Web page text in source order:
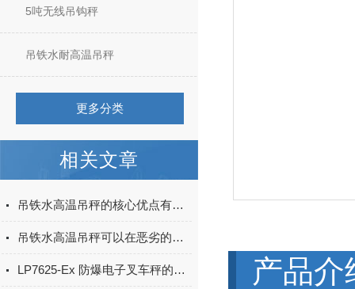
5吨无线吊钩秤
吊铁水耐高温吊秤
更多分类
相关文章
吊铁水高温吊秤的核心优点有哪些？
吊铁水高温吊秤可以在恶劣的工业环境中提供稳定的数据传输
LP7625-Ex 防爆电子叉车秤的标定校正方法 产品介